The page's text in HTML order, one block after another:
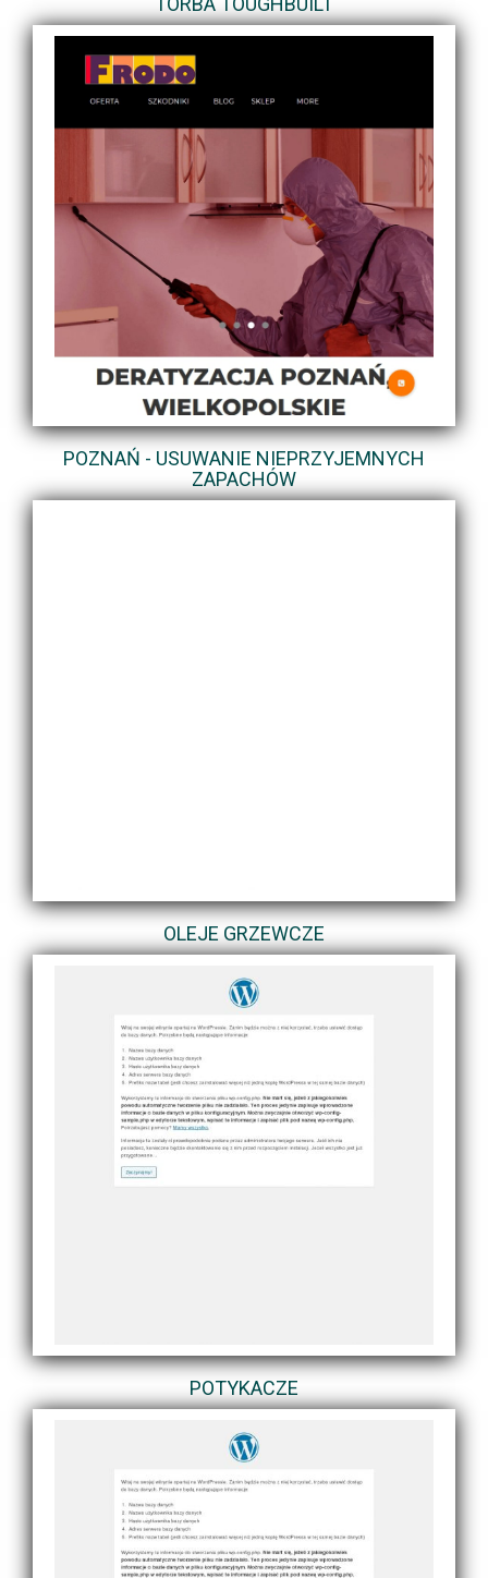
POZNAŃ - USUWANIE NIEPRZYJEMNYCH
ZAPACHÓW
OLEJE GRZEWCZE
POTYKACZE